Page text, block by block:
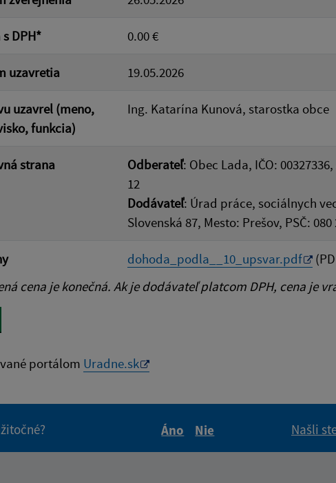
DPH* 0.00 €
uzavretia 19.05.2026
uzavrel (meno,
funkcia)
Ing. Katarína Kunová, starostka obce
strana Odberateľ: Obec Lada, IČO:
12
Dodávateľ: Úrad práce, sociálnych
Slovenská 87, Mesto: Prešov, PSČ: 080
dohoda_podla__10_upsvar.pdf
cena je konečná. Ak je dodávateľ platcom DPH, cena je
portálom Uradne.sk
Áno
Nie
Našli